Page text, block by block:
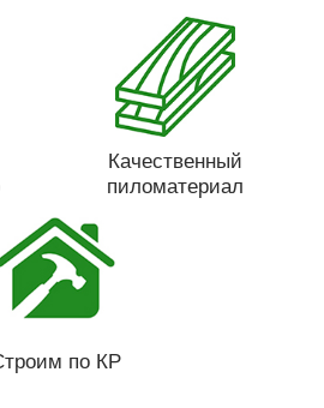
Качественный
пиломатериал
по КР